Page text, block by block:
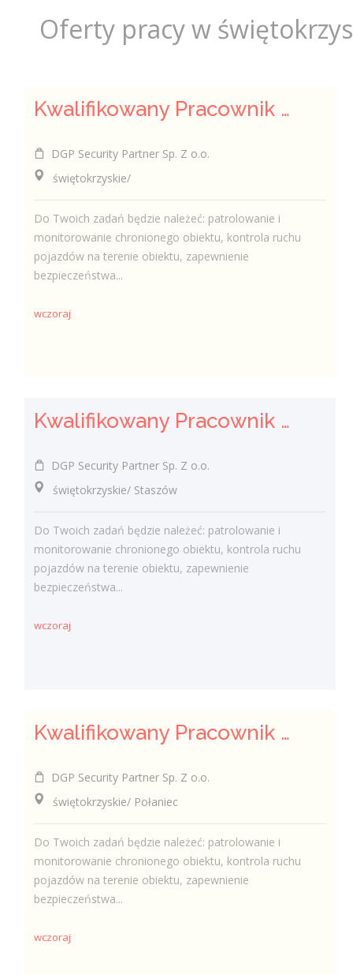
Oferty pracy w
Kwalifikowany Pracownik / Kwalifikowana Pracowniczka Ochrony
DGP Security Partner Sp. Z o.o.
świętokrzyskie/
Do Twoich zadań będzie należeć: patrolowanie i
monitorowanie chronionego obiektu, kontrola ruchu
pojazdów na terenie obiektu, zapewnienie
bezpieczeństwa...
wczoraj
Kwalifikowany Pracownik / Kwalifikowana Pracowniczka Ochrony
DGP Security Partner Sp. Z o.o.
świętokrzyskie/ Staszów
Do Twoich zadań będzie należeć: patrolowanie i
monitorowanie chronionego obiektu, kontrola ruchu
pojazdów na terenie obiektu, zapewnienie
bezpieczeństwa...
wczoraj
Kwalifikowany Pracownik / Kwalifikowana Pracowniczka Ochrony
DGP Security Partner Sp. Z o.o.
świętokrzyskie/ Połaniec
Do Twoich zadań będzie należeć: patrolowanie i
monitorowanie chronionego obiektu, kontrola ruchu
pojazdów na terenie obiektu, zapewnienie
bezpieczeństwa...
wczoraj